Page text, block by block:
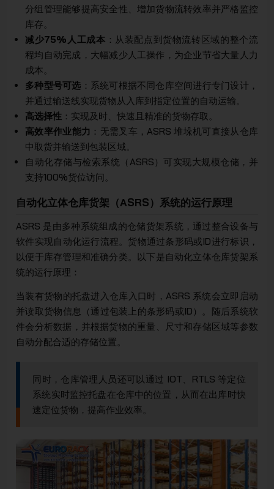
分组管理能够提高安全性、增加货物流转效率并严格监控
库存。
减少75%人工成本 ：从装配点到货物流转区域的整个流
程均自动完成，大幅减少人工操作，为企业节省大量人力
成本。
多种型号可选 ：系统可根据不同仓库空间进行专门设计，
并通过输送线实现货物从入库到指定位置的自动运输。
高选择性 ：实现及时、快速且精准的货物存取。
高效率作业能力 ：无需叉车，ASRS 堆垛机可直接从仓库
中取货并输送到包装区域。
自动化存储与检索系统（ASRS）可实现大规模仓储，并
支持100%货位访问。
自动化立体仓库货架（ASRS）系统的运行原理
ASRS 是由多种系统组成的仓储货架系统，通过整合设备与
软件实现自动化运行流程。货物通过条形码或ID进行标识，
以便于库存管理和准确分类。以下是自动化立体仓库货架系
统的运行原理：
当装有货物的托盘进入仓库入口时，ASRS 系统会立即启动
并读取货物信息（通过包装上的条形码或ID）。随后系统软
件会分析数据，并根据货物的重量、尺寸和存储区域等参数
自动分配合适的存储位置。
同时，仓库管理人员还可以通过 IOT、RTLS 等定位
系统实时监控托盘在仓库中的位置，从而在出库时快
速定位货物，提高作业效率。